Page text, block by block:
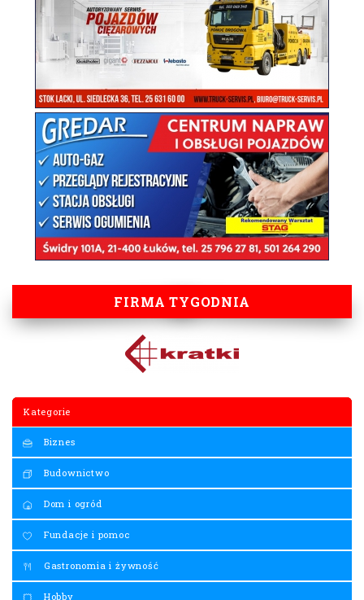
FIRMA TYGODNIA
Kategorie
Biznes
Budownictwo
Dom i ogród
Fundacje i pomoc
Gastronomia i żywność
Hobby